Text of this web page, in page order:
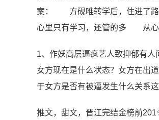
案： 方砚唯转学后，住进了
心里只有学习，还管的多 从
1、作妖高层逼疯艺人致抑郁有
女方现在是什么状态？女方在出
于女方是否有被逼发生什么关系
推文，甜文，晋江完结金榜前